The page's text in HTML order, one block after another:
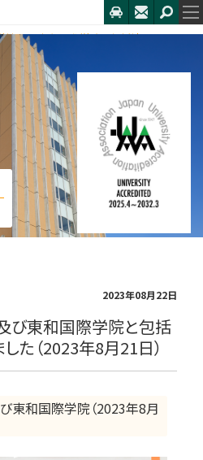
校及び東和国際学院と包括連...
2023年08月22日
び東和国際学院と包括
た（2023年8月21日）
東和国際学院（2023年8月